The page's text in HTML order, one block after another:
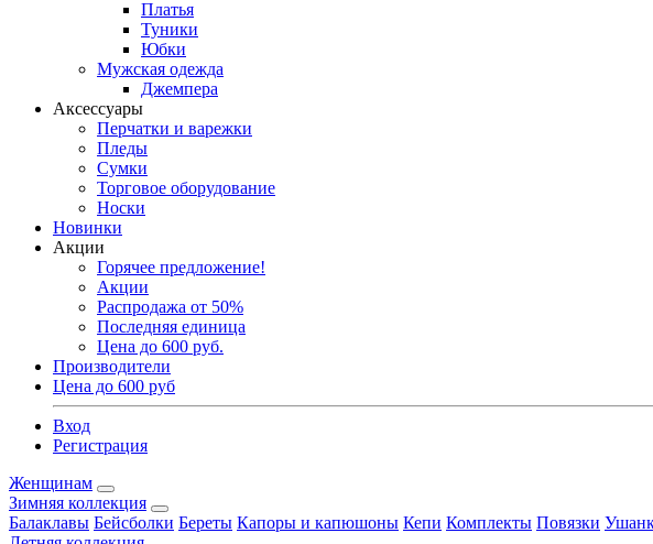
Платья
Туники
Юбки
Мужская одежда
Джемпера
Аксессуары
Перчатки и варежки
Пледы
Сумки
Торговое оборудование
Носки
Новинки
Акции
Горячее предложение!
Акции
Распродажа от 50%
Последняя единица
Цена до 600 руб.
Производители
Цена до 600 руб
Вход
Регистрация
Женщинам
Зимняя коллекция
Балаклавы Бейсболки Береты Капоры и капюшоны Кепи Комплекты Повязки